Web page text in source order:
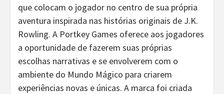
que colocam o jogador no centro de sua própria
aventura inspirada nas histórias originais de J.K.
Rowling. A Portkey Games oferece aos jogadores
a oportunidade de fazerem suas próprias
escolhas narrativas e se envolverem com o
ambiente do Mundo Mágico para criarem
experiências novas e únicas. A marca foi criada